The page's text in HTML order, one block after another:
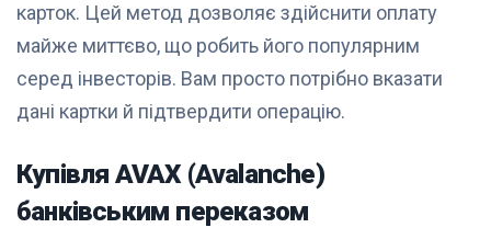
карток. Цей метод дозволяє здійснити оплату
майже миттєво, що робить його популярним
серед інвесторів. Вам просто потрібно вказати
дані картки й підтвердити операцію.
Купівля AVAX (Avalanche)
банківським переказом